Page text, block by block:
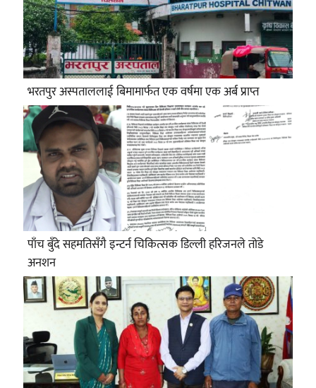
भरतपुर अस्पताललाई बिमामार्फत एक वर्षमा एक अर्ब प्राप्त
पाँच बुँदे सहमतिसँगै इन्टर्न चिकित्सक डिल्ली हरिजनले तोडे
अनशन